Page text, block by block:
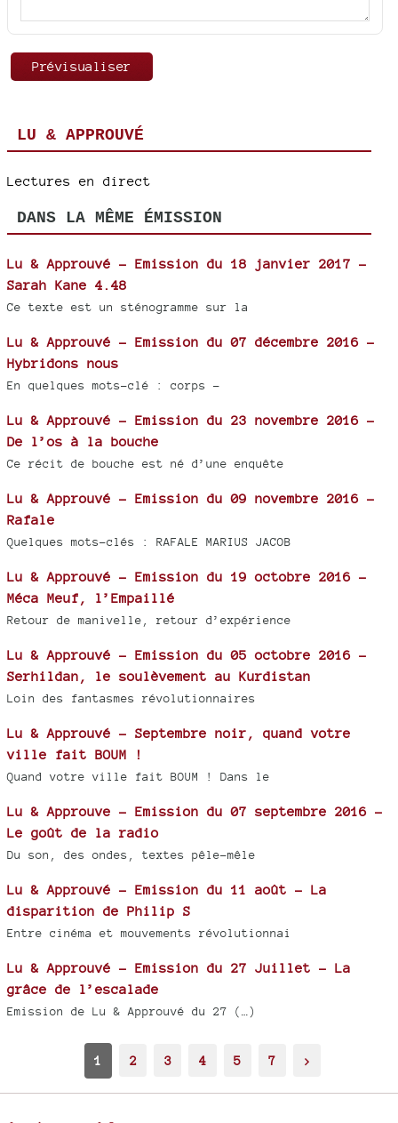
LU & APPROUVÉ
Lectures en direct
DANS LA MÊME ÉMISSION
Lu & Approuvé - Emission du 18 janvier 2017 -
Sarah Kane 4.48
Ce texte est un sténogramme sur la
Lu & Approuvé - Emission du 07 décembre 2016 -
Hybridons nous
En quelques mots-clé : corps -
Lu & Approuvé - Emission du 23 novembre 2016 -
De l’os à la bouche
Ce récit de bouche est né d’une enquête
Lu & Approuvé - Emission du 09 novembre 2016 -
Rafale
Quelques mots-clés : RAFALE MARIUS JACOB
Lu & Approuvé - Emission du 19 octobre 2016 -
Méca Meuf, l’Empaillé
Retour de manivelle, retour d’expérience
Lu & Approuvé - Emission du 05 octobre 2016 -
Serhildan, le soulèvement au Kurdistan
Loin des fantasmes révolutionnaires
Lu & Approuvé - Septembre noir, quand votre
ville fait BOUM !
Quand votre ville fait BOUM ! Dans le
Lu & Approuve - Emission du 07 septembre 2016 -
Le goût de la radio
Du son, des ondes, textes pêle-mêle
Lu & Approuvé - Emission du 11 août - La
disparition de Philip S
Entre cinéma et mouvements révolutionnai
Lu & Approuvé - Emission du 27 Juillet - La
grâce de l’escalade
Emission de Lu & Approuvé du 27 (…)
1 2 3 4 5 7 >